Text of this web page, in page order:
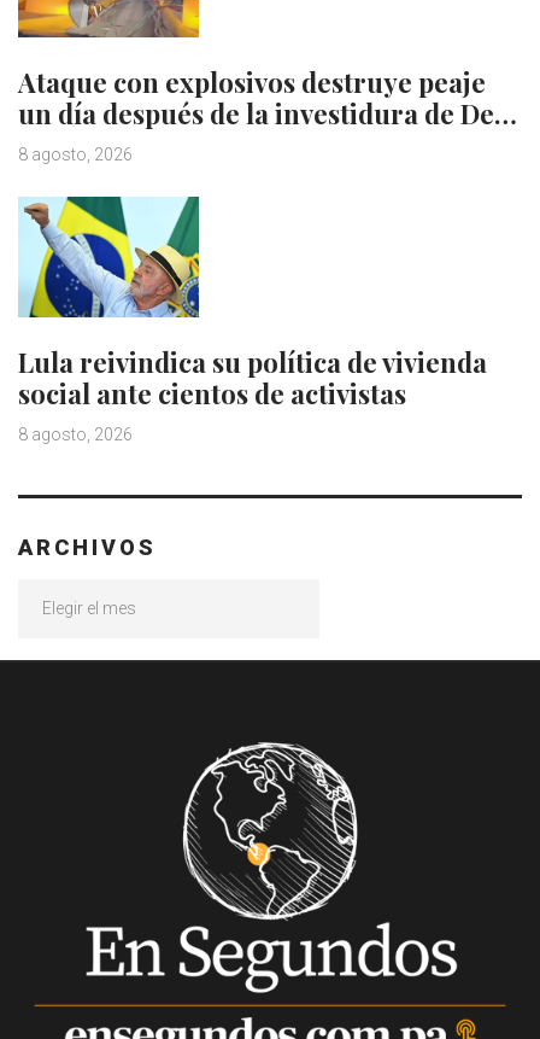
Ataque con explosivos destruye peaje
un día después de la investidura de De…
8 agosto, 2026
Lula reivindica su política de vivienda
social ante cientos de activistas
8 agosto, 2026
ARCHIVOS